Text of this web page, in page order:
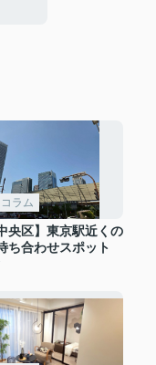
ラム
央区】東京駅近くの
ち合わせスポット